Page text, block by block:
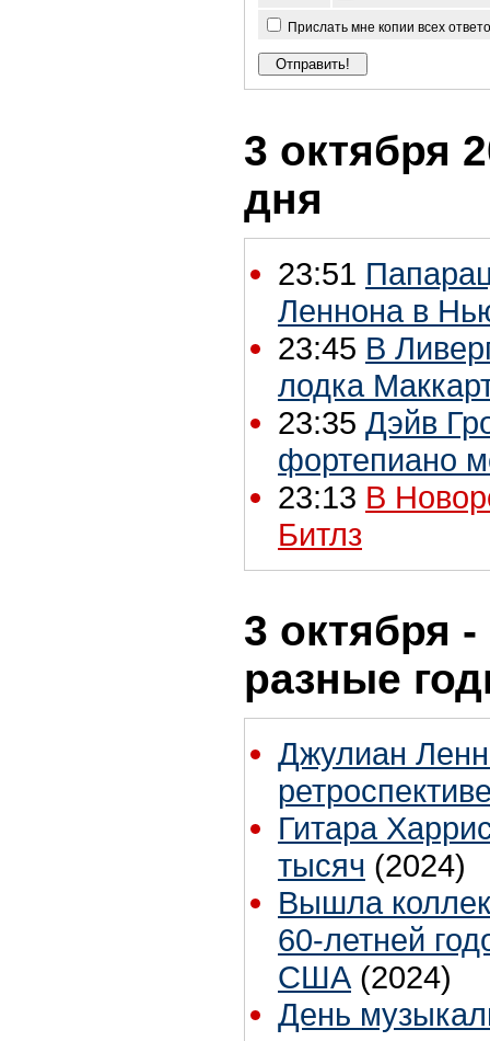
Прислать мне копии всех
3 октября
дня
23:51
Леннона в
23:45 В
лодка
23:35 Дэйв
фортепиано
23:13 В
Битлз
3 октября
разные
Джулиан
Гитара
тысяч (2024)
Вышла
60-летней
США (2024)
День